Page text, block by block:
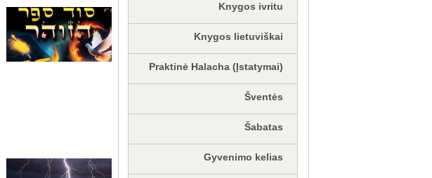
Knygos ivritu
Knygos lietuviškai
Praktinė Halacha (Įstatymai)
Šventės
Šabatas
Gyvenimo kelias